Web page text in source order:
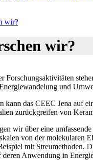
wir?
wir?
Forschungsaktivitäten
und
kann das CEEC Jena auf
zurückgreifen von
wir über eine
von der molekularen
mit Streumethoden.
Anwendung in